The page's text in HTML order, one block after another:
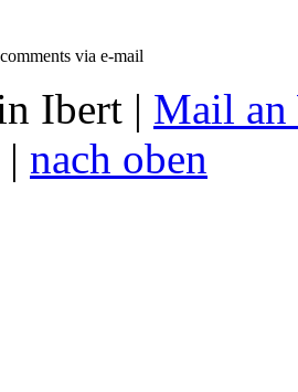
via e-mail
Ibert | Mail an
| nach oben